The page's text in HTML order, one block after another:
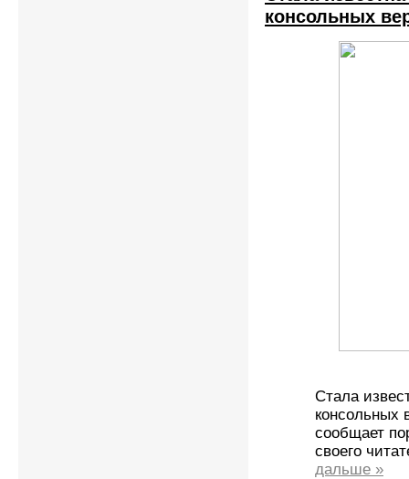
консольных
Стала
консольных
сообщает
своего
дальше »